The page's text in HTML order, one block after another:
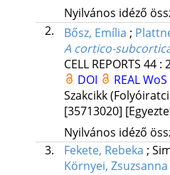
Nyilvános idéző
2.
Bősz, Emília ;
A cortico-
CELL REPORTS 44:
DOI
REALWoS
Szakcikk
[35713020]
Nyilvános idéző
3.
Fekete, Rebeka ;
Környei, Zsuzsanna